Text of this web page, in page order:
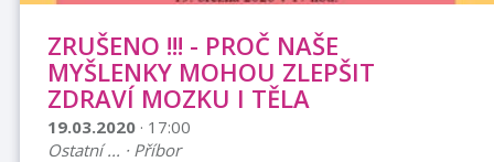
ZRUŠENO !!! - PROČ NAŠE
MYŠLENKY MOHOU ZLEPŠIT
ZDRAVÍ MOZKU I TĚLA
19.03.2020 · 17:00
Ostatní ... · Příbor